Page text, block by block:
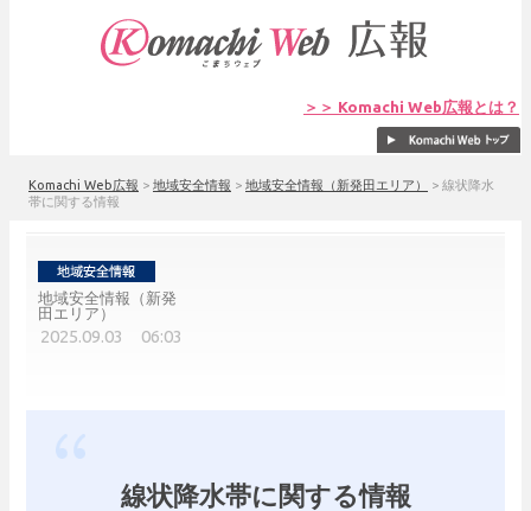
＞＞ Komachi Web広報とは？
Komachi Web広報 > 地域安全情報 > 地域安全情報（新発田エリア） > 線状降水
帯に関する情報
地域安全情報（新発
田エリア）
2025.09.03 06:03
線状降水帯に関する情報